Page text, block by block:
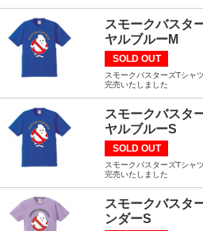
スモークバスタ
ヤルブルーM
SOLD OUT
スモークバスターズTシャ
完売いたしました
スモークバスタ
ヤルブルーS
SOLD OUT
スモークバスターズTシャ
完売いたしました
スモークバスタ
ンダーS